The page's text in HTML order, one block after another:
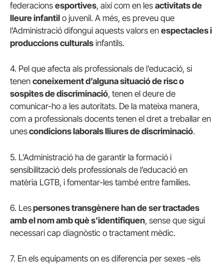
federacions esportives, així com en les activitats de
lleure infantil o juvenil. A més, es preveu que
l’Administració difongui aquests valors en espectacles i
produccions culturals infantils.
4. Pel que afecta als professionals de l’educació, si
tenen coneixement d’alguna situació de risc o
sospites de discriminació, tenen el deure de
comunicar-ho a les autoritats. De la mateixa manera,
com a professionals docents tenen el dret a treballar en
unescondicions laborals lliures de discriminació.
5. L’Administració ha de garantir la formació i
sensibilització dels professionals de l’educació en
matèria LGTB, i fomentar-les també entre famílies.
6. Lespersones transgènere han de ser tractades
amb el nom amb què s’identifiquen, sense que sigui
necessari cap diagnòstic o tractament mèdic.
7. En els equipaments on es diferencia per sexes -els